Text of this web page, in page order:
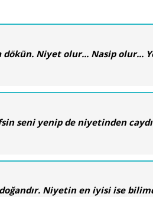
dökün. Niyet olur... Nasip olur...
seni yenip de niyetinden
Niyetin en iyisi ise